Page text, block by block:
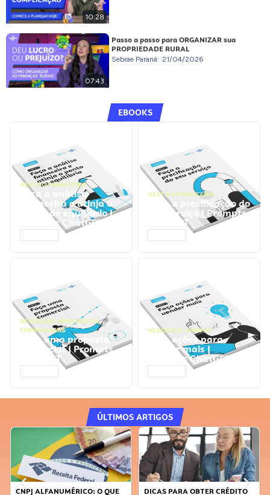
10:28
07:43
Passo a passo para ORGANIZAR sua
PROPRIEDADE RURAL
Sebrae Paraná 21/04/2026
EBOOKS
GESTÃO FINANCEIRA
Faça a análise
financeira e atinja o
ponto de equilíbrio |
Prompts ChatGPT
GESTÃO FINANCEIRA
Faça a precificação do
seu serviço | Prompts
ChatGPT
NEGÓCIOS, PROCESSOS
EMPRESARIAIS
Faça uma proposta
comercial | Prompts
ChatGPT
NEGÓCIOS, VENDAS
Faça ações para
vender mais |
Prompts ChatGPT
ÚLTIMOS ARTIGOS
CNPJ ALFANUMÉRICO: O QUE
DICAS PARA OBTER CRÉDITO